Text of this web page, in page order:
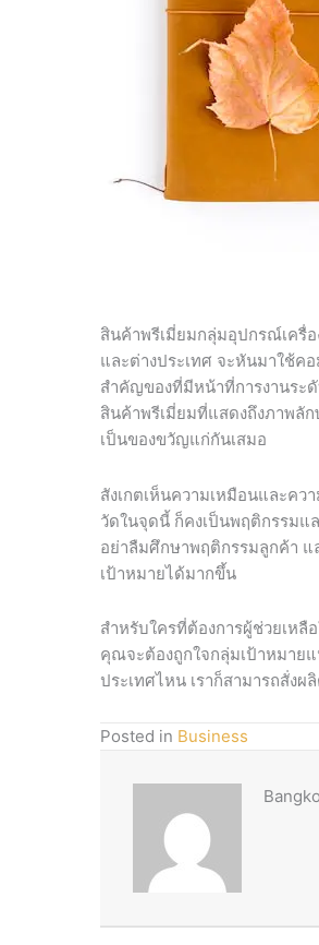
สินค้าพรีเมี่ยมกลุ่มอุปกรณ์เครื่
และต่างประเทศ จะหันมาใช้ค
สำคัญของที่มีหน้าที่การงานระ
สินค้าพรีเมี่ยมที่แสดงถึงภาพลัก
เป็นของขวัญแก่กันเสมอ
สังเกตเห็นความเหมือนและค
วัดในจุดนี้ ก็คงเป็นพฤติกรรมแ
อย่าลืมศึกษาพฤติกรรมลูกค้า แ
เป้าหมายได้มากขึ้น
สำหรับใครที่ต้องการผู้ช่วยเหลื
คุณจะต้องถูกใจกลุ่มเป้าหมาย
ประเทศไหน เราก็สามารถสั่ง
Posted in Business